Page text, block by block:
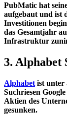
PubMatic hat
aufgebaut und ist
Investitionen
das Gesamtjahr
Infrastruktur
3. Alphabet
Alphabet ist unter
Suchriesen
Aktien des
gesunken.